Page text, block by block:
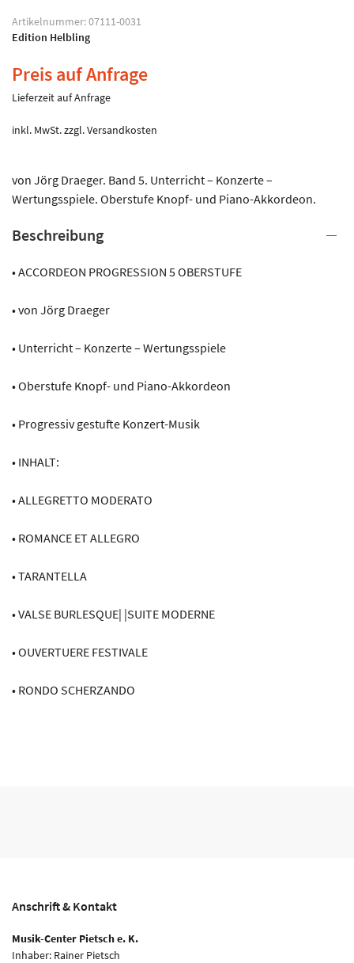
Artikelnummer:07111-0031
Edition Helbling
Preis auf Anfrage
Lieferzeit auf Anfrage
inkl. MwSt.zzgl.Versandkosten
von Jörg Draeger. Band 5. Unterricht – Konzerte –
Wertungsspiele. Oberstufe Knopf- und Piano-Akkordeon.
Beschreibung
• ACCORDEON PROGRESSION 5 OBERSTUFE
• von Jörg Draeger
• Unterricht – Konzerte – Wertungsspiele
• Oberstufe Knopf- und Piano-Akkordeon
• Progressiv gestufte Konzert-Musik
• INHALT:
• ALLEGRETTO MODERATO
• ROMANCE ET ALLEGRO
• TARANTELLA
• VALSE BURLESQUE| |SUITE MODERNE
• OUVERTUERE FESTIVALE
• RONDO SCHERZANDO
Anschrift & Kontakt
Musik-Center Pietsch e. K.
Inhaber: Rainer Pietsch